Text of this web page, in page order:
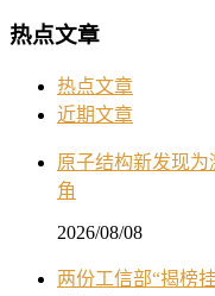
热点文章
热点文章
近期文章
原子结构新发现
角
2026/08/08
两份工信部“揭榜